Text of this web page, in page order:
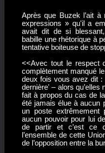
Après que Buzek l’ait
expressions » qu'il a
avait dit de si blessant,
babille une rhétorique à
tentative boiteuse de
<<Avec tout le respect
complètement manqué
deux fois vous avez dit :
dernière' – alors qu’elles
fait à propos du cas de
été jamais élue à aucun
un poste extrêmement
aucun pouvoir pour lui
de partir et c’est ce
l’ensemble de cette
de l’opposition entre la